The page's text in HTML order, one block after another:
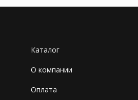
Каталог
О компании
Оплата